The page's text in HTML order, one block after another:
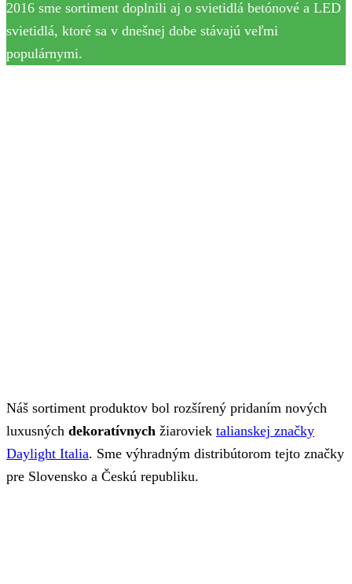
2016 sme sortiment doplnili aj o svietidlá betónové a LED
svietidlá, ktoré sa v dnešnej dobe stávajú veľmi
populárnymi.
Náš sortiment produktov bol rozšírený pridaním nových
luxusných dekoratívnych žiaroviek talianskej značky
Daylight Italia. Sme výhradným distribútorom tejto značky
pre Slovensko a Českú republiku.